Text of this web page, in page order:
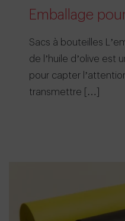
Emballage
Sacs à bouteilles
de l’huile d’olive est
pour capter
transmettre […]